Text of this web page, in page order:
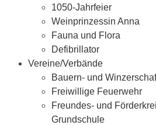
1050-Jahrfeier
Weinprinzessin Anna
Fauna und Flora
Defibrillator
Vereine/Verbände
Bauern- und
Freiwillige Feuerwehr
Freundes- und
Grundschule